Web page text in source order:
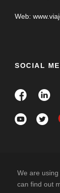
Web:
SOCIAL
We are
can find out